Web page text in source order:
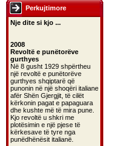
Perkujtimore
Nje dite si kjo ...
2008
Revoltë e punëtorëve
gurthyes
Në 8 gusht 1929 shpërtheu
një revoltë e punëtorëve
gurthyes shqiptarë që
punonin në një shoqëri italiane
afër Shën Gjergjit, të cilët
kërkonin pagat e papaguara
dhe kushte më të mira pune.
Kjo revoltë u shkri me
plotësimin e një pjese të
kërkesave të tyre nga
punëdhënësit italianë.